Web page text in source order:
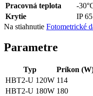
Pracovná teplota
-
Krytie
IP
Na stiahnutie Fotometrické
Parametre
Typ Príkon
HBT2-U 120W 114
HBT2-U 180W 180